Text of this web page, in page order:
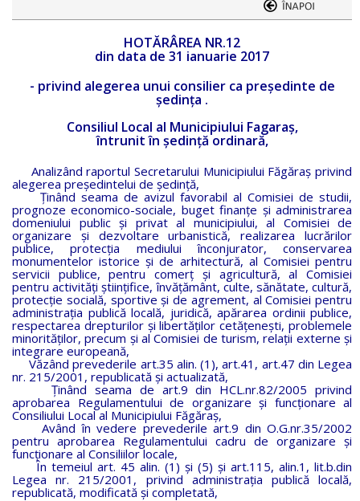
HOTĂRÂREA NR.12
din data de 31 ianuarie 2017
- privind alegerea unui consilier ca preşedinte de
şedinţa .
Consiliul Local al Municipiului Fagaraş,
întrunit în ședință ordinară,
Analizând raportul Secretarului Municipiului Făgăraş privind
alegerea preşedintelui de şedinţă,
Ținând seama de avizul favorabil al Comisiei de studii,
prognoze economico-sociale, buget finanţe şi administrarea
domeniului public şi privat al municipiului, al Comisiei de
organizare şi dezvoltare urbanistică, realizarea lucrărilor
publice, protecţia mediului înconjurator, conservarea
monumentelor istorice şi de arhitectură, al Comisiei pentru
servicii publice, pentru comerţ şi agricultură, al Comisiei
pentru activităţi ştiinţifice, învăţământ, culte, sănătate, cultură,
protecţie socială, sportive şi de agrement, al Comisiei pentru
administraţia publică locală, juridică, apărarea ordinii publice,
respectarea drepturilor şi libertăţilor cetăţeneşti, problemele
minorităţilor, precum și al Comisiei de turism, relaţii externe şi
integrare europeană,
Văzând prevederile art.35 alin. (1), art.41, art.47 din Legea
nr. 215/2001, republicată şi actualizată,
Ţinând seama de art.9 din HCL.nr.82/2005 privind
aprobarea Regulamentului de organizare şi funcţionare al
Consiliului Local al Municipiului Făgăraş,
Având în vedere prevederile art.9 din O.G.nr.35/2002
pentru aprobarea Regulamentului cadru de organizare şi
funcţionare al Consiliilor locale,
În temeiul art. 45 alin. (1) şi (5) şi art.115, alin.1, lit.b.din
Legea nr. 215/2001, privind administraţia publică locală,
republicată, modificată şi completată,